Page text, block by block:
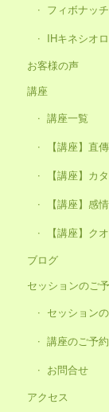
フィボナッ
IHキネシオ
お客様の声
講座
講座一覧
【講座】直
【講座】カ
【講座】感
【講座】ク
ブログ
セッションのご
セッション
講座のご予約
お問合せ
アクセス